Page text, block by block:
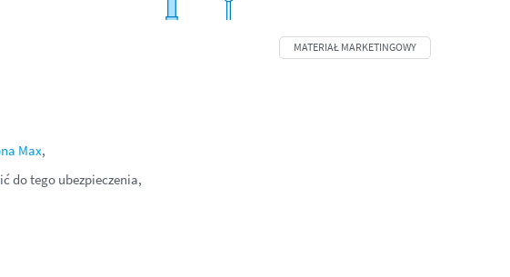
Max,
do tego ubezpieczenia,